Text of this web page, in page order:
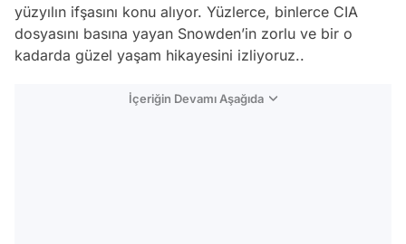
yüzyılın ifşasını konu alıyor. Yüzlerce, binlerce CIA
dosyasını basına yayan Snowden’in zorlu ve bir o
kadarda güzel yaşam hikayesini izliyoruz..
İçeriğin Devamı Aşağıda